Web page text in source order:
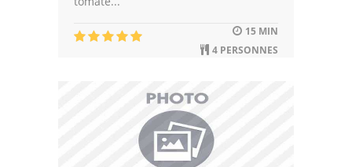
15 MIN
4 PERSONNES